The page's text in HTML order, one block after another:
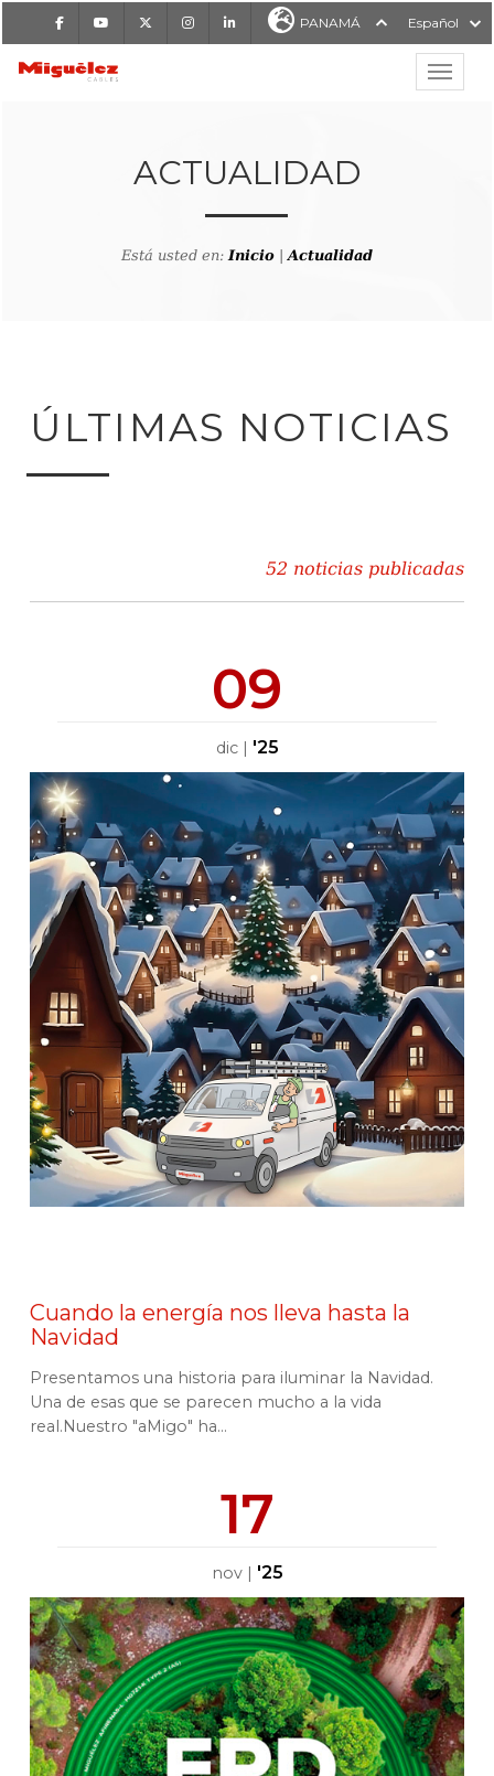
FacebookYoutube InstagramLinkedIn PANAMÁ Español
MIGUÉLEZ CABLES
ACTUALIDAD
Está usted en:Inicio |Actualidad
ÚLTIMAS NOTICIAS
52 noticias publicadas
09
dic| '25
Cuando la energía nos lleva hasta la
Navidad
Presentamos una historia para iluminar la Navidad.
Una de esas que se parecen mucho a la vida
real.Nuestro "aMigo" ha...
17
nov| '25